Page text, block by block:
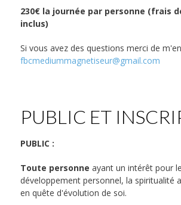
230€ la journée par personne (frais
inclus)
Si vous avez des questions merci de
fbcmediummagnetiseur@gmail.com
PUBLIC ET
PUBLIC :
Toute personne ayant un intérêt pour
développement personnel, la spiritualité
en quête d'évolution de soi.